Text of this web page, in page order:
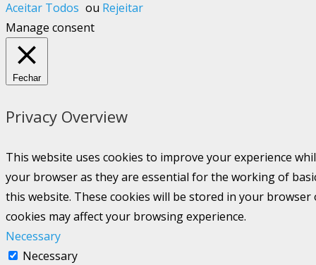
Aceitar Todos ou Rejeitar
Manage consent
Fechar
Privacy Overview
This website uses cookies to improve your experience
your browser as they are essential for the working of
this website. These cookies will be stored in your
cookies may affect your browsing experience.
Necessary
Necessary